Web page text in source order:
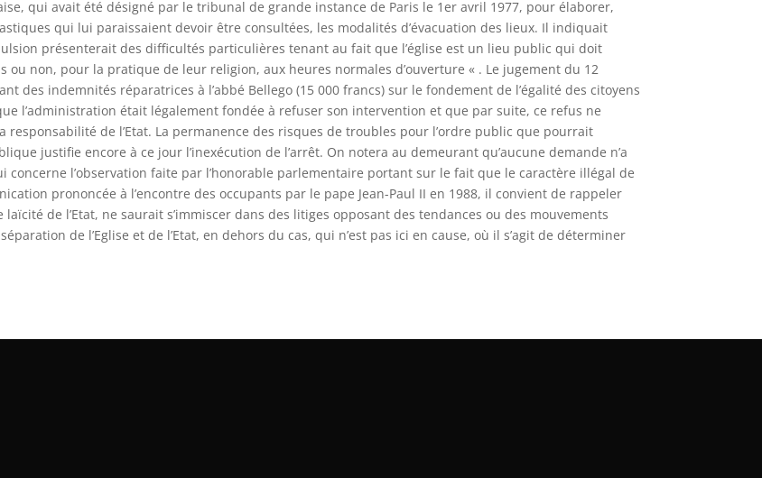
qui avait été désigné par le tribunal de grande instance de Paris le 1er avril 1977, pour élaborer,
qui lui paraissaient devoir être consultées, les modalités d’évacuation des lieux. Il indiquait
présenterait des difficultés particulières tenant au fait que l’église est un lieu public qui doit
ou non, pour la pratique de leur religion, aux heures normales d’ouverture « . Le jugement du 12
des indemnités réparatrices à l’abbé Bellego (15 000 francs) sur le fondement de l’égalité des citoyens
l’administration était légalement fondée à refuser son intervention et que par suite, ce refus ne
de l’Etat. La permanence des risques de troubles pour l’ordre public que pourrait
justifie encore à ce jour l’inexécution de l’arrêt. On notera au demeurant qu’aucune demande n’a
concerne l’observation faite par l’honorable parlementaire portant sur le fait que le caractère illégal de
prononcée à l’encontre des occupants par le pape Jean-Paul II en 1988, il convient de rappeler
de l’Etat, ne saurait s’immiscer dans des litiges opposant des tendances ou des mouvements
de l’Eglise et de l’Etat, en dehors du cas, qui n’est pas ici en cause, où il s’agit de déterminer